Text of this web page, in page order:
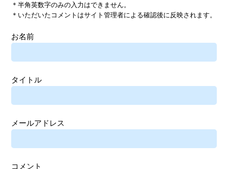
＊半角英数字のみの入力はできません。
＊いただいたコメントはサイト管理者による確認後に反映されます。
お名前
タイトル
メールアドレス
コメント